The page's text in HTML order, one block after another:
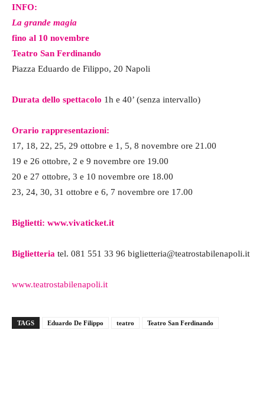
INFO:
La grande magia
fino al 10 novembre
Teatro San Ferdinando
Piazza Eduardo de Filippo, 20 Napoli
Durata dello spettacolo 1h e 40’ (senza intervallo)
Orario rappresentazioni:
17, 18, 22, 25, 29 ottobre e 1, 5, 8 novembre ore 21.00
19 e 26 ottobre, 2 e 9 novembre ore 19.00
20 e 27 ottobre, 3 e 10 novembre ore 18.00
23, 24, 30, 31 ottobre e 6, 7 novembre ore 17.00
Biglietti: www.vivaticket.it
Biglietteria tel. 081 551 33 96 biglietteria@teatrostabilenapoli.it
www.teatrostabilenapoli.it
TAGS Eduardo De Filippo teatro Teatro San Ferdinando